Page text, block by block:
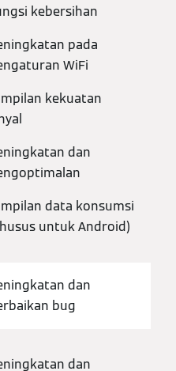
kebersihan
pada
WiFi
kekuatan
dan
data konsumsi
untuk Android)
dan
bug
dan